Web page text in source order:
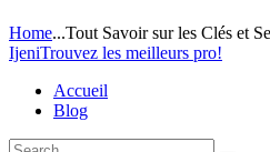
Home...Tout Savoir sur les Clés et
IjeniTrouvez les meilleurs pro!
Accueil
Blog